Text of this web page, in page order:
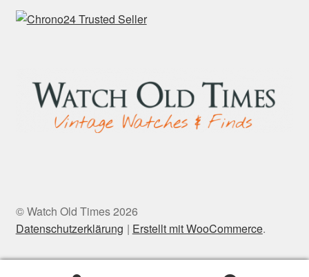
© Watch Old Times 2026
Datenschutzerklärung
Erstellt mit WooCommerce.